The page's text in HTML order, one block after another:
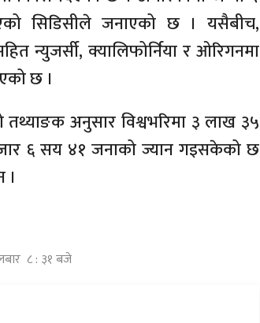
सिडिसीले जनाएको छ । यसैबीच,
न्युजर्सी, क्यालिफोर्निया र ओरिगनमा
छ ।
तथ्याङक अनुसार विश्वभरिमा ३ लाख ३५
६ सय ४१ जनाको ज्यान गइसकेको छ
८ : ३१ बजे